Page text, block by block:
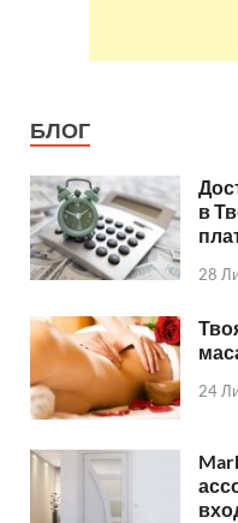
БЛОГ
в
28
24